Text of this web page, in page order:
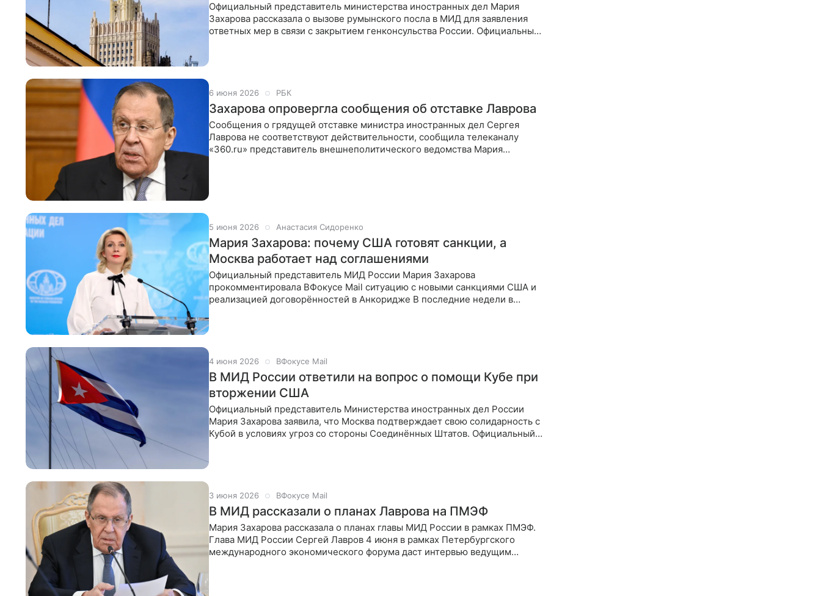
Официальный представитель министерства иностранных дел Мария
Захарова рассказала о вызове румынского посла в МИД для заявления
ответных мер в связи с закрытием генконсульства России. Официальный
6 июня 2026 РБК
Захарова опровергла сообщения об отставке Лаврова
Сообщения о грядущей отставке министра иностранных дел Сергея
Лаврова не соответствуют действительности, сообщила телеканалу
«360.ru» представитель внешнеполитического ведомства Мария
5 июня 2026 Анастасия Сидоренко
Мария Захарова: почему США готовят санкции, а
Москва работает над соглашениями
Официальный представитель МИД России Мария Захарова
прокомментировала ВФокусе Mail ситуацию с новыми санкциями США и
реализацией договорённостей в Анкоридже В последние недели в
4 июня 2026 ВФокусе Mail
В МИД России ответили на вопрос о помощи Кубе при
вторжении США
Официальный представитель Министерства иностранных дел России
Мария Захарова заявила, что Москва подтверждает свою солидарность с
Кубой в условиях угроз со стороны Соединённых Штатов. Официальный
3 июня 2026 ВФокусе Mail
В МИД рассказали о планах Лаврова на ПМЭФ
Мария Захарова рассказала о планах главы МИД России в рамках ПМЭФ.
Глава МИД России Сергей Лавров 4 июня в рамках Петербургского
международного экономического форума даст интервью ведущим